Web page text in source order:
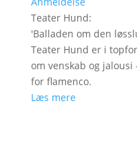
Teater Hund:
'Balladen om den
Teater Hund er i
om venskab og
for flamenco.
Læs mere